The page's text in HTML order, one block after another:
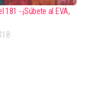
181 - ¡Súbete al EVA,